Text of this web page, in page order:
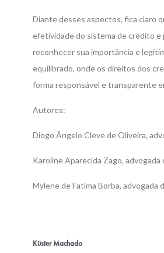
Diante desses aspectos, fica claro
efetividade do sistema de crédito e
reconhecer sua importância e
equilibrado, onde os direitos dos
forma responsável e transparente
Autores:
Diogo Ângelo Cleve de Oliveira,
Karoline Aparecida Zago,
Mylene de Fatima Borba, advogada
Küster Machado